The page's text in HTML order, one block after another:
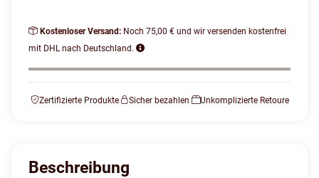
Kostenloser Versand: Noch 75,00 € und wir versenden kostenfrei
mit DHL nach Deutschland.
Zertifizierte Produkte Sicher bezahlen Unkomplizierte Retoure
Beschreibung